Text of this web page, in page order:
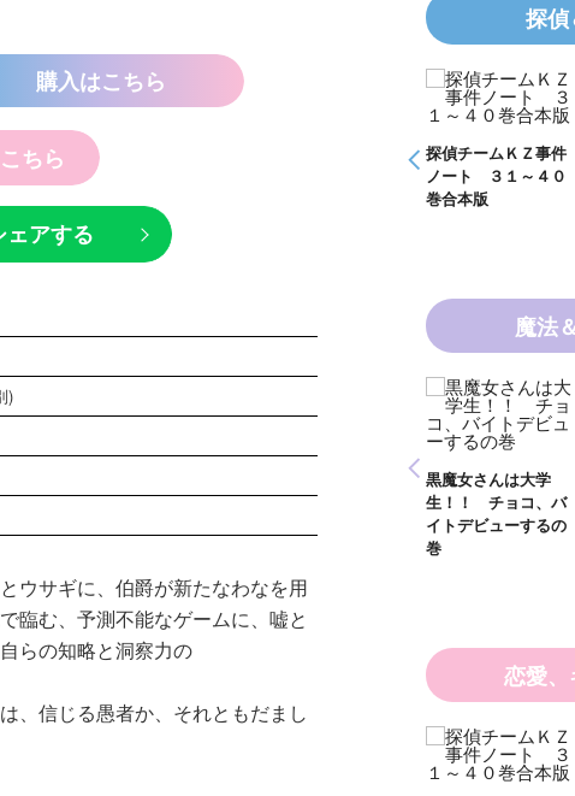
購入はこちら
ちら
アする
)
ウサギに、伯爵が新たなわなを用
む、予測不能なゲームに、嘘と
らの知略と洞察力の
、信じる愚者か、それともだまし
探偵
イーンはサー
ク
探偵チームＫＺ事件 探偵チームＫＺ事件
ノート ３１～４０
巻合本版
魔法
さんと恋の魔
年１組 黒魔
が通る！！
青い鳥文庫版 獣の
なっちゃいまし
００％の異世界アン
ソロジー～
黒魔女さんは大学
生！！ チョコ、バ
イトデビューするの
巻
恋愛